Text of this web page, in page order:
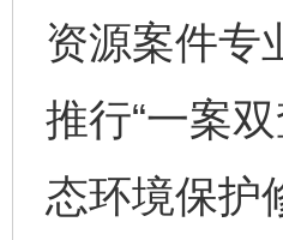
资源案件专
推行“一案
态环境保护